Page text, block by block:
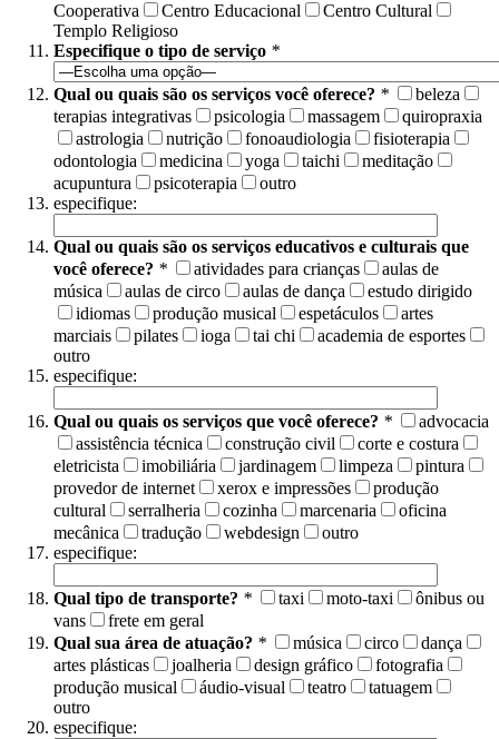
Cooperativa
Centro Educacional
Centro Cultural
Templo Religioso
Especifique o tipo de serviço *
Qual ou quais são os serviços você oferece? *
beleza
terapias integrativas
psicologia massagem
quiropraxia
astrologia
nutrição fonoaudiologia
fisioterapia
odontologia
medicina yoga taichi
meditação
acupuntura
psicoterapia
outro
especifique:
Qual ou quais são os serviços educativos e culturais que
você oferece? * atividades para crianças
aulas de
música
aulas de circo aulas de dança
estudo dirigido
idiomas
produção musical espetáculos
artes
marciais
pilates ioga tai chi
academia de esportes
outro
especifique:
Qual ou quais os serviços que você oferece? *
advocacia
assistência técnica
construção civil
corte e costura
eletricista
imobiliária jardinagem limpeza
pintura
provedor de internet
xerox e impressões
produção
cultural
serralheria cozinha marcenaria
oficina
mecânica
tradução webdesign
outro
especifique:
Qual tipo de transporte? * taxi moto-taxi
ônibus ou
vans
frete em geral
Qual sua área de atuação? * música circo
dança
artes plásticas
joalheria design gráfico
fotografia
produção musical
áudio-visual teatro
tatuagem
outro
especifique: